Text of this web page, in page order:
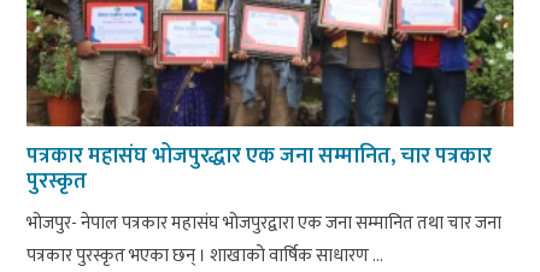
पत्रकार महासंघ भोजपुरद्धार एक जना सम्मानित, चार पत्रकार
पुरस्कृत
भोजपुर- नेपाल पत्रकार महासंघ भोजपुरद्वारा एक जना सम्मानित तथा चार जना
पत्रकार पुरस्कृत भएका छन् । शाखाको वार्षिक साधारण ...